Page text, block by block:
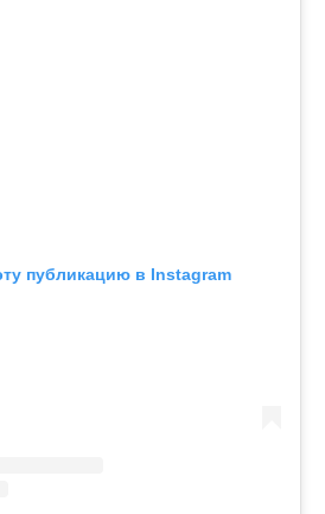
публикацию в Instagram